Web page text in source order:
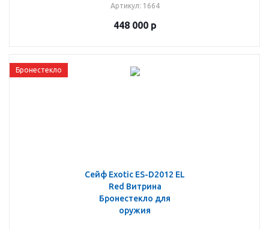
Артикул: 1664
448 000р
Бронестекло
Сейф Exotic ES-D2012 EL
Red Витрина
Бронестекло для
оружия